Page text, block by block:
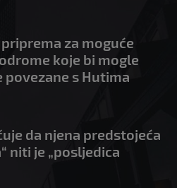
za moguće
koje bi mogle
s Hutima
da njena predstojeća
niti je „posljedica